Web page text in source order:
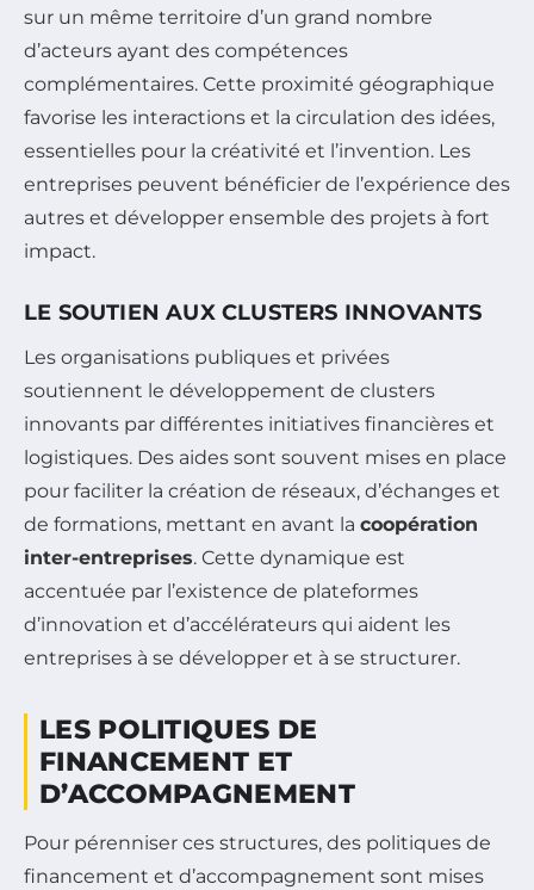
sur un même territoire d’un grand nombre
d’acteurs ayant des compétences
complémentaires. Cette proximité géographique
favorise les interactions et la circulation des idées,
essentielles pour la créativité et l’invention. Les
entreprises peuvent bénéficier de l’expérience des
autres et développer ensemble des projets à fort
impact.
LE SOUTIEN AUX CLUSTERS INNOVANTS
Les organisations publiques et privées
soutiennent le développement de clusters
innovants par différentes initiatives financières et
logistiques. Des aides sont souvent mises en place
pour faciliter la création de réseaux, d’échanges et
de formations, mettant en avant la coopération
inter-entreprises. Cette dynamique est
accentuée par l’existence de plateformes
d’innovation et d’accélérateurs qui aident les
entreprises à se développer et à se structurer.
LES POLITIQUES DE
FINANCEMENT ET
D’ACCOMPAGNEMENT
Pour pérenniser ces structures, des politiques de
financement et d’accompagnement sont mises